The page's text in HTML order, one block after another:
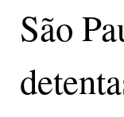
São